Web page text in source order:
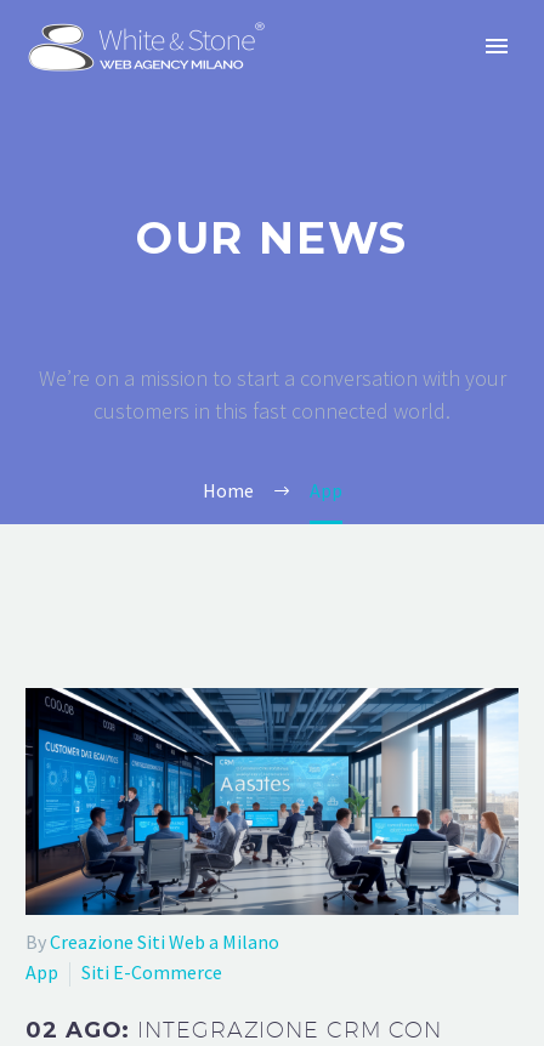
OUR NEWS
We’re on a mission to start a conversation with your
customers in this fast connected world.
Home App
ByCreazione Siti Web a Milano
App
Siti E-Commerce
02 AGO: INTEGRAZIONE CRM CON